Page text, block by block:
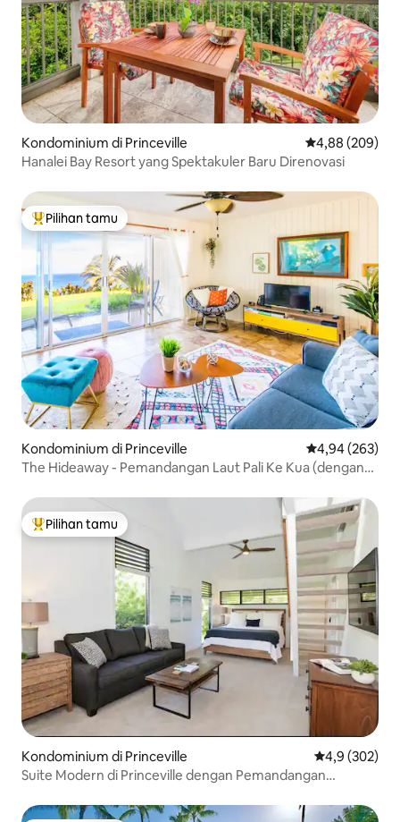
Kondominium di Princeville Nilai rata-rata
4,88 (209)
Hanalei Bay Resort yang Spektakuler Baru Direnovasi
Pilihan tamu terpopuler
Pilihan tamu
Kondominium di Princeville Nilai rata-rata
4,94 (263)
The Hideaway - Pemandangan Laut Pali Ke Kua (dengan
Pilihan tamu terpopuler
Pilihan tamu
Kondominium di Princeville Nilai rata-rata
4,9 (302)
Suite Modern di Princeville dengan Pemandangan